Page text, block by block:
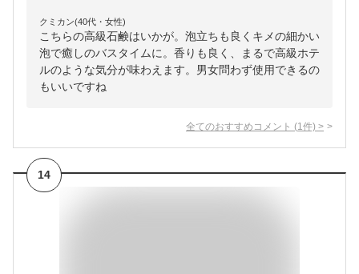
クミカン(40代・女性)
こちらの高級石鹸はいかが。泡立ちも良くキメの細かい
泡で癒しのバスタイムに。香りも良く、まるで高級ホテ
ルのような気分が味わえます。男女問わず使用できるの
もいいですね
全てのおすすめコメント (1 件) >
14